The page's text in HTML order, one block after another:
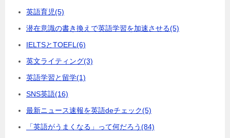
英語育児(5)
潜在意識の書き換えで英語学習を加速させる(5)
IELTSとTOEFL (6)
英文ライティング(3)
英語学習と留学(1)
SNS英語(16)
最新ニュース速報を英語deチェック(5)
「英語がうまくなる」って何だろう(84)